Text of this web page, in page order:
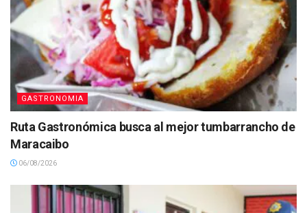
GASTRONOMIA
Ruta Gastronómica busca al mejor tumbarrancho de
Maracaibo
06/08/2026